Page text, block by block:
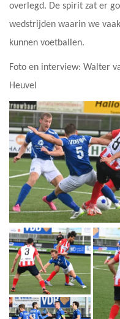
overlegd. De spirit zat er
wedstrijden waarin we
kunnen voetballen.
Foto en interview: Walter
Heuvel